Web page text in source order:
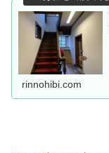
rinnohibi.com